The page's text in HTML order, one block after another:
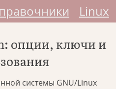
Linux
опции, ключи и
системы GNU/Linux